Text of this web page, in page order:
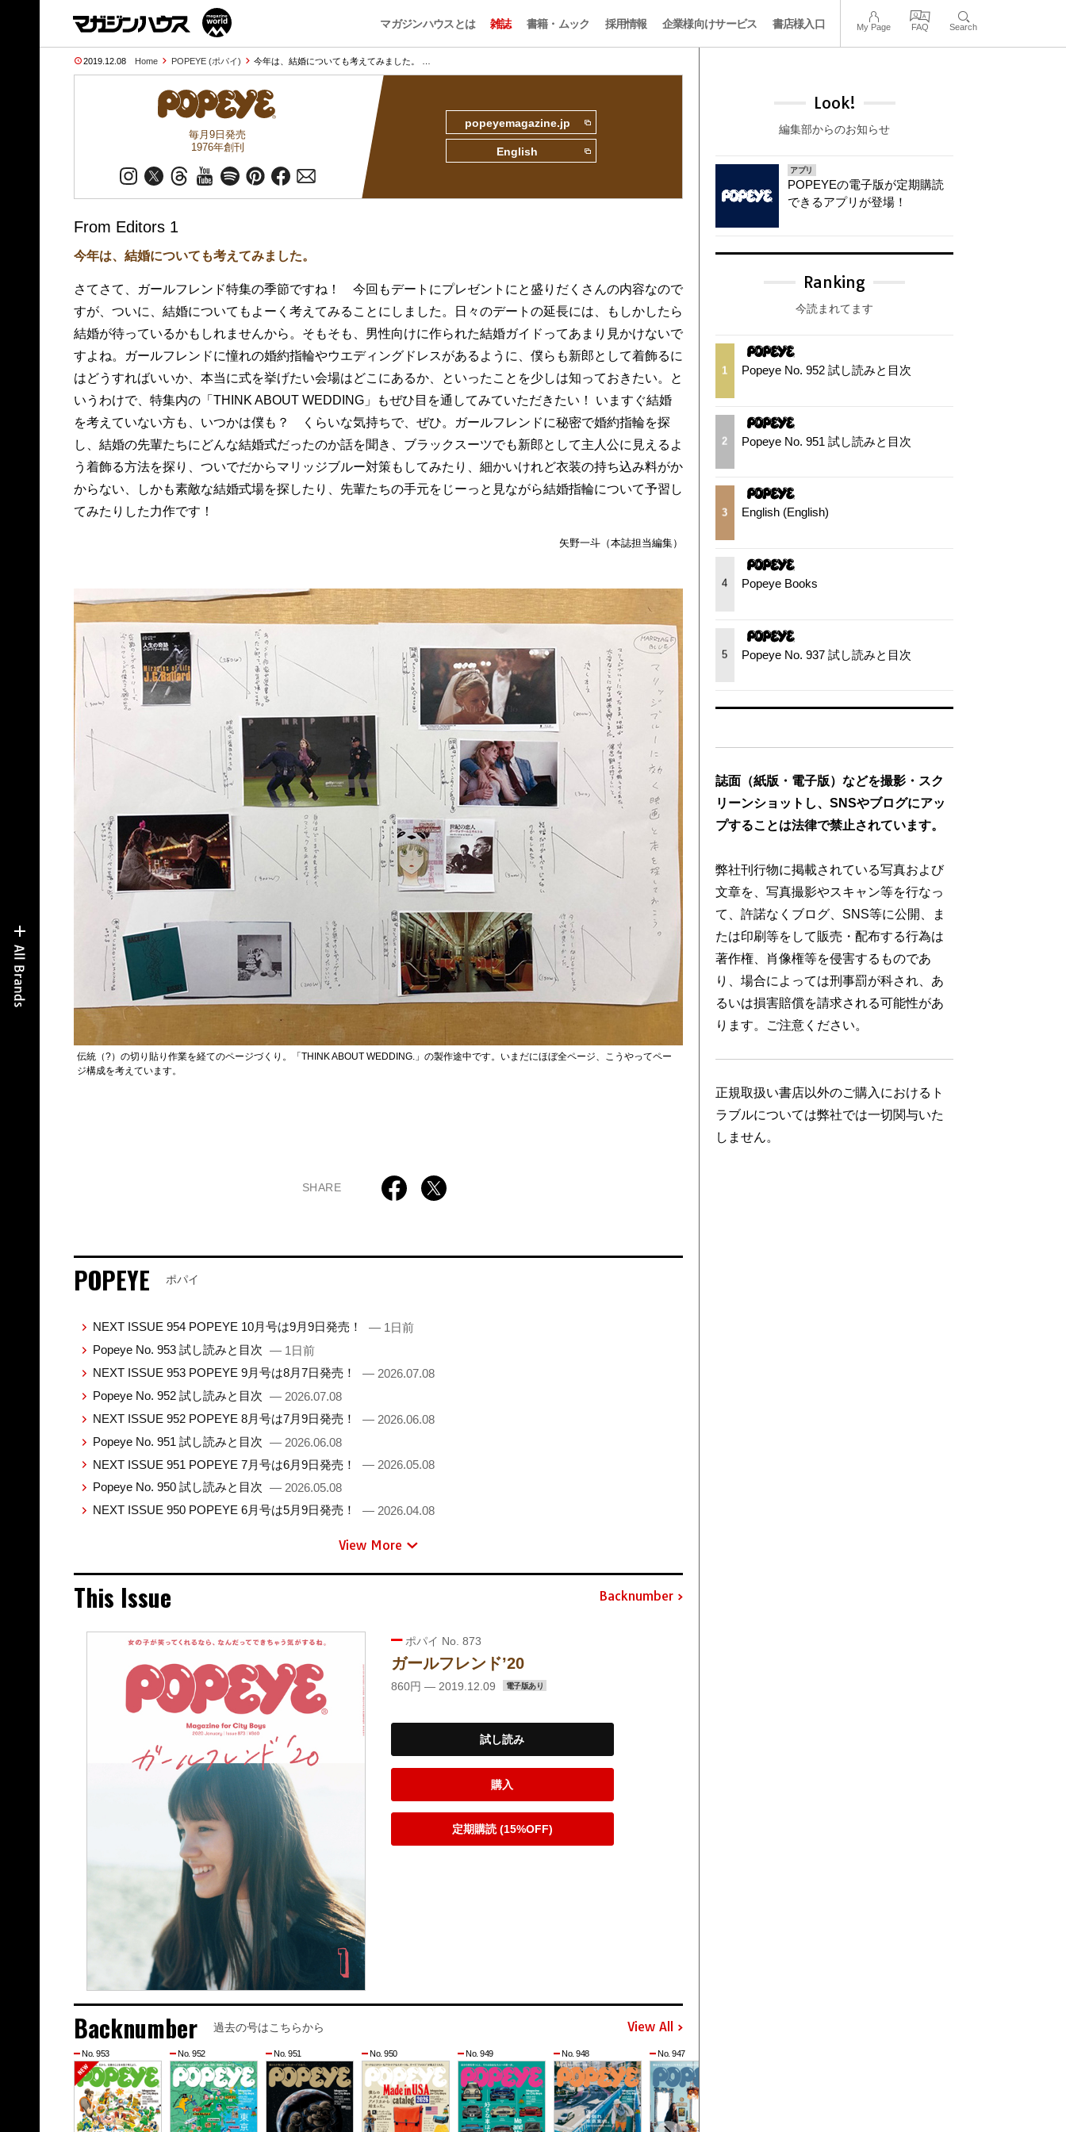
マガジンハウスとは 雑誌 書籍・ムック 採用情報 企業様向けサービス 書店様入口 My Page FAQ Search
2019.12.08 Home POPEYE (ポパイ) 今年は、結婚についても考えてみました。 …
毎月9日発売
1976年創刊
popeyemagazine.jp
English
From Editors 1
今年は、結婚についても考えてみました。
さてさて、ガールフレンド特集の季節ですね！ 今回もデートにプレゼントにと盛りだくさんの内容なので
すが、ついに、結婚についてもよーく考えてみることにしました。日々のデートの延長には、もしかしたら
結婚が待っているかもしれませんから。そもそも、男性向けに作られた結婚ガイドってあまり見かけないで
すよね。ガールフレンドに憧れの婚約指輪やウエディングドレスがあるように、僕らも新郎として着飾るに
はどうすればいいか、本当に式を挙げたい会場はどこにあるか、といったことを少しは知っておきたい。と
いうわけで、特集内の「THINK ABOUT WEDDING」もぜひ目を通してみていただきたい！ いますぐ結婚
を考えていない方も、いつかは僕も？ くらいな気持ちで、ぜひ。ガールフレンドに秘密で婚約指輪を探
し、結婚の先輩たちにどんな結婚式だったのか話を聞き、ブラックスーツでも新郎として主人公に見えるよ
う着飾る方法を探り、ついでだからマリッジブルー対策もしてみたり、細かいけれど衣装の持ち込み料がか
からない、しかも素敵な結婚式場を探したり、先輩たちの手元をじーっと見ながら結婚指輪について予習し
てみたりした力作です！
矢野一斗（本誌担当編集）
伝統（?）の切り貼り作業を経てのページづくり。「THINK ABOUT WEDDING.」の製作途中です。いまだにほぼ全ページ、こうやってペー
ジ構成を考えています。
SHARE
POPEYE ポパイ
NEXT ISSUE 954 POPEYE 10月号は9月9日発売！
— 1日前
Popeye No. 953 試し読みと目次 — 1日前
NEXT ISSUE 953 POPEYE 9月号は8月7日発売！
— 2026.07.08
Popeye No. 952 試し読みと目次 — 2026.07.08
NEXT ISSUE 952 POPEYE 8月号は7月9日発売！
— 2026.06.08
Popeye No. 951 試し読みと目次 — 2026.06.08
NEXT ISSUE 951 POPEYE 7月号は6月9日発売！
— 2026.05.08
Popeye No. 950 試し読みと目次 — 2026.05.08
NEXT ISSUE 950 POPEYE 6月号は5月9日発売！
— 2026.04.08
View More
This Issue Backnumber
ポパイ No. 873
ガールフレンド’20
860円 — 2019.12.09 電子版あり
試し読み
購入
定期購読 (15%OFF)
Backnumber 過去の号はこちらから View All
No. 953 No. 952 No. 951 No. 950 No. 949 No. 948 No. 947
Look!
編集部からのお知らせ
アプリ
POPEYEの電子版が定期購読
できるアプリが登場！
Ranking
今読まれてます
1 Popeye No. 952 試し読みと目次
2 Popeye No. 951 試し読みと目次
3 English (English)
4 Popeye Books
5 Popeye No. 937 試し読みと目次
誌面（紙版・電子版）などを撮影・スク
リーンショットし、SNSやブログにアッ
プすることは法律で禁止されています。
弊社刊行物に掲載されている写真および
文章を、写真撮影やスキャン等を行なっ
て、許諾なくブログ、SNS等に公開、ま
たは印刷等をして販売・配布する行為は
著作権、肖像権等を侵害するものであ
り、場合によっては刑事罰が科され、あ
るいは損害賠償を請求される可能性があ
ります。ご注意ください。
正規取扱い書店以外のご購入におけるト
ラブルについては弊社では一切関与いた
しません。